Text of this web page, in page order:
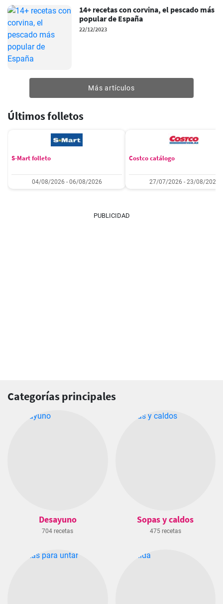
14+ recetas con corvina, el pescado más
popular de España
22/12/2023
Más artículos
Últimos folletos
S-Mart folleto
04/08/2026 - 06/08/2026
Costco catálogo
27/07/2026 - 23/08/2026
PUBLICIDAD
Categorías principales
Desayuno
704 recetas
Sopas y caldos
475 recetas